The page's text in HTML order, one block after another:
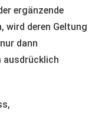
ergänzende
wird deren Geltung
dann
ausdrücklich